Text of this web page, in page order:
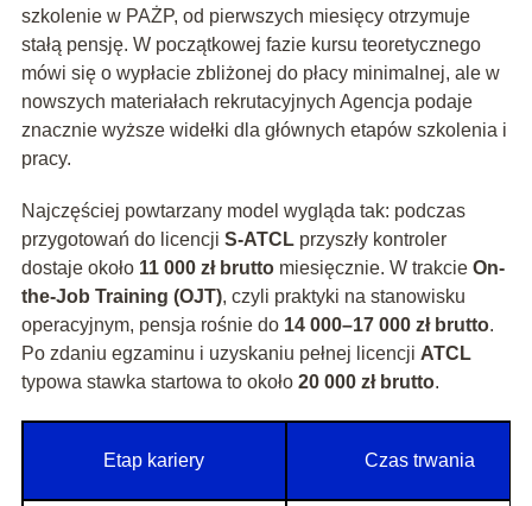
szkolenie w PAŻP, od pierwszych miesięcy otrzymuje
stałą pensję. W początkowej fazie kursu teoretycznego
mówi się o wypłacie zbliżonej do płacy minimalnej, ale w
nowszych materiałach rekrutacyjnych Agencja podaje
znacznie wyższe widełki dla głównych etapów szkolenia i
pracy.
Najczęściej powtarzany model wygląda tak: podczas
przygotowań do licencji S-ATCLprzyszły kontroler
dostaje około 11 000 zł bruttomiesięcznie. W trakcie On-
the-Job Training (OJT), czyli praktyki na stanowisku
operacyjnym, pensja rośnie do 14 000–17 000 zł brutto.
Po zdaniu egzaminu i uzyskaniu pełnej licencji ATCL
typowa stawka startowa to około 20 000 zł brutto.
Etap kariery Czas trwania